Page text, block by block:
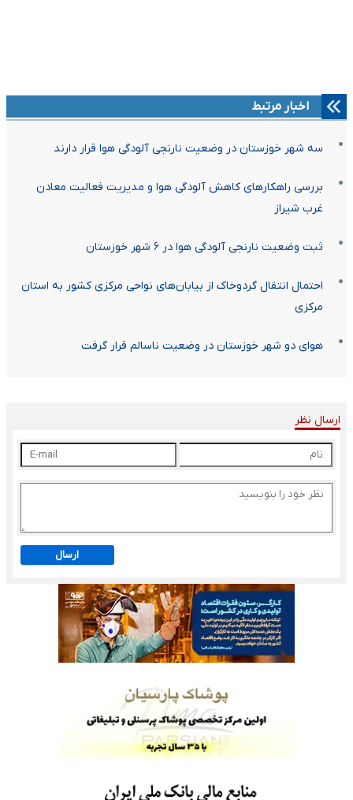
اخبار مرتبط
سه شهر خوزستان در وضعیت نارنجی آلودگی هوا قرار دارند
بررسی راهکارهای کاهش آلودگی هوا و مدیریت فعالیت معادن
غرب شیراز
ثبت وضعیت نارنجی آلودگی هوا در ۶ شهر خوزستان
احتمال انتقال گردوخاک از بیابان‌های نواحی مرکزی کشور به استان
مرکزی
هوای دو شهر خوزستان در وضعیت ناسالم قرار گرفت
ارسال نظر
ارسال